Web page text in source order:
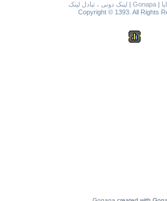
لینک دونی ، تبادل لینک| Gonapa|
Copyright © 1393. All Rights